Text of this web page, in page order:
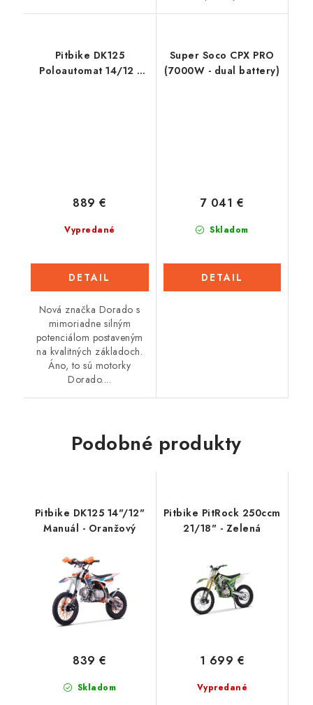
Pitbike DK125
Poloautomat 14/12 -
Vypredané
889 €
DETAIL
Nová značka Dorado s
mimoriadne silným
potenciálom postaveným
na kvalitných základoch.
Áno, to sú motorky
Dorado....
Super Soco CPX PRO
(7000W - dual battery)
Skladom
7 041 €
DETAIL
Podobné produkty
Pitbike DK125 14"/12"
Manuál - Oranžový
Skladom
839 €
Pitbike PitRock 250ccm
21/18" - Zelená
Vypredané
1 699 €